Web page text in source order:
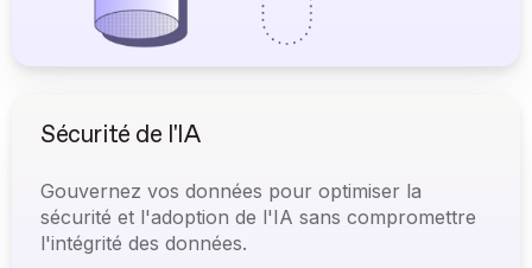
Sécurité de l'IA
Gouvernez vos données pour optimiser la
sécurité et l'adoption de l'IA sans compromettre
l'intégrité des données.